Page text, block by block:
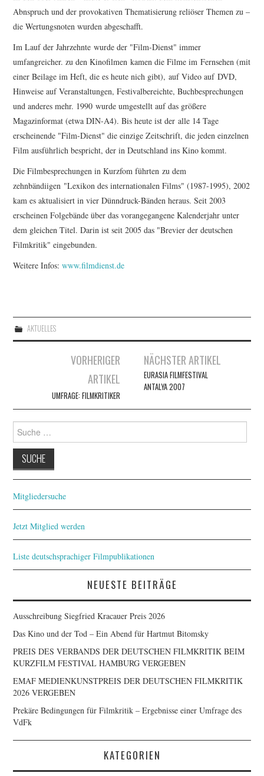
Abnspruch und der provokativen Thematisierung reliöser Themen zu –
die Wertungsnoten wurden abgeschafft.
Im Lauf der Jahrzehnte wurde der "Film-Dienst" immer
umfangreicher. zu den Kinofilmen kamen die Filme im Fernsehen (mit
einer Beilage im Heft, die es heute nich gibt), auf Video auf DVD,
Hinweise auf Veranstaltungen, Festivalbereichte, Buchbesprechungen
und anderes mehr. 1990 wurde umgestellt auf das größere
Magazinformat (etwa DIN-A4). Bis heute ist der alle 14 Tage
erscheinende "Film-Dienst" die einzige Zeitschrift, die jeden einzelnen
Film ausführlich bespricht, der in Deutschland ins Kino kommt.
Die Filmbesprechungen in Kurzfom führten zu dem
zehnbändiigen "Lexikon des internationalen Films" (1987-1995), 2002
kam es aktualisiert in vier Dünndruck-Bänden heraus. Seit 2003
erscheinen Folgebände über das vorangegangene Kalenderjahr unter
dem gleichen Titel. Darin ist seit 2005 das "Brevier der deutschen
Filmkritik" eingebunden.
Weitere Infos:www.filmdienst.de
AKTUELLES
VORHERIGER
ARTIKEL
UMFRAGE: FILMKRITIKER
NÄCHSTER ARTIKEL
EURASIA FILMFESTIVAL
ANTALYA 2007
Suche
nach:
Mitgliedersuche
Jetzt Mitglied werden
Liste deutschsprachiger Filmpublikationen
NEUESTE BEITRÄGE
Ausschreibung Siegfried Kracauer Preis 2026
Das Kino und der Tod – Ein Abend für Hartmut Bitomsky
PREIS DES VERBANDS DER DEUTSCHEN FILMKRITIK BEIM
KURZFILM FESTIVAL HAMBURG VERGEBEN
EMAF MEDIENKUNSTPREIS DER DEUTSCHEN FILMKRITIK
2026 VERGEBEN
Prekäre Bedingungen für Filmkritik – Ergebnisse einer Umfrage des
VdFk
KATEGORIEN